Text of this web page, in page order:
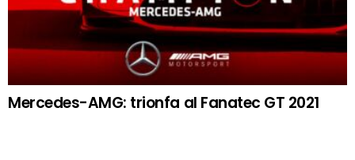
Mercedes-AMG: trionfa al Fanatec GT 2021